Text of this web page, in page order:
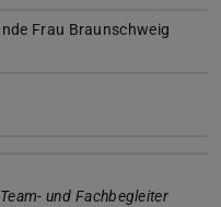
Frau Braunschweig
und Fachbegleiter